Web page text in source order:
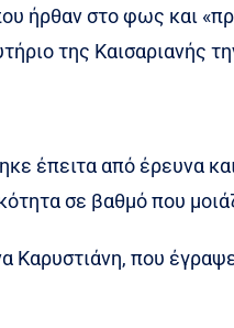
ήρθαν στο φως και
της Καισαριανής
έπειτα από έρευνα
σε βαθμό που
Καρυστιάνη, που